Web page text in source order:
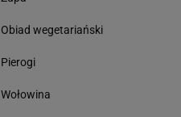
Obiad wegetariański
Pierogi
Wołowina